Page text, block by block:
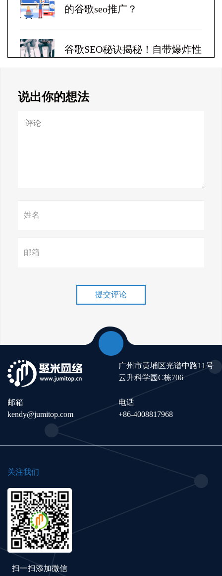
的谷歌seo推广？
谷歌SEO秘诀揭秘！自带爆炸性
Google SEO终极秘籍，一夜跻
巧介绍！
说出你的想法
提交评论
广州市黄埔区光谱中路11号
云升科学园C栋706
邮箱
kendy@jumitop.com
电话
+86-4008817968
关注我们
扫一扫添加微信